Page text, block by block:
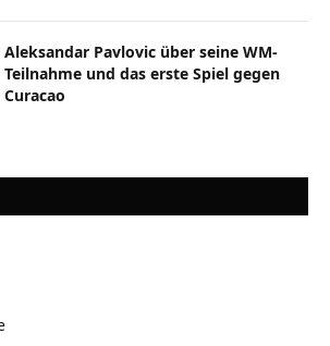
Aleksandar Pavlovic über seine WM-
Teilnahme und das erste Spiel gegen
Curacao